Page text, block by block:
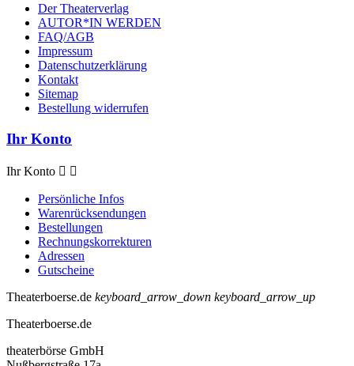
Der Theaterverlag
AUTOR*IN WERDEN
FAQ/AGB
Impressum
Datenschutzerklärung
Kontakt
Sitemap
Bestellung widerrufen
Ihr Konto
Ihr Konto  
Persönliche Infos
Warenrücksendungen
Bestellungen
Rechnungskorrekturen
Adressen
Gutscheine
Theaterboerse.de keyboard_arrow_down keyboard_arrow_up
Theaterboerse.de
theaterbörse GmbH